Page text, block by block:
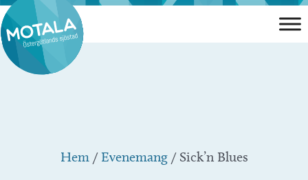
Hoppa
till
innehåll
Hem/Evenemang/ Sick’n Blues